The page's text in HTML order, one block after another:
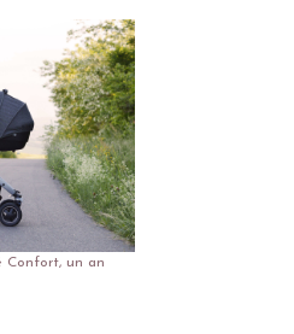
Confort, un an